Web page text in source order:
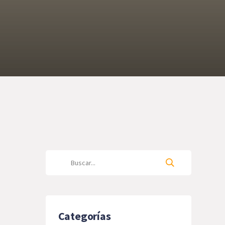
Categorías